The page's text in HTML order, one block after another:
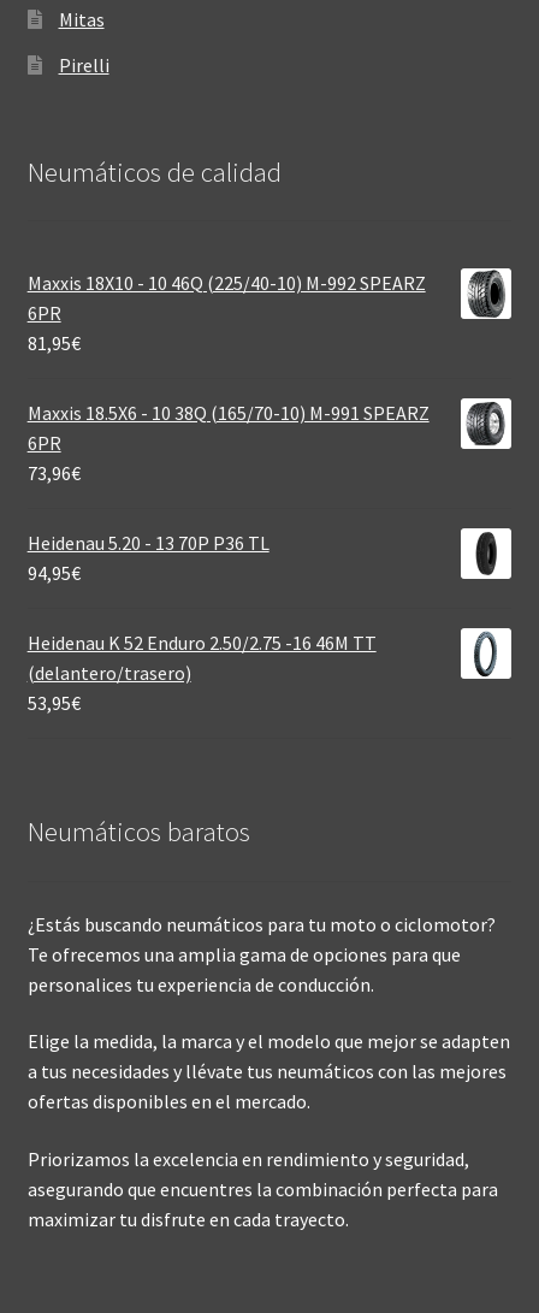
Mitas
Pirelli
Neumáticos de calidad‎
Maxxis 18X10 - 10 46Q (225/40-10) M-992 SPEARZ
6PR
81,95€
Maxxis 18.5X6 - 10 38Q (165/70-10) M-991 SPEARZ
6PR
73,96€
Heidenau 5.20 - 13 70P P36 TL
94,95€
Heidenau K 52 Enduro 2.50/2.75 -16 46M TT
(delantero/trasero)
53,95€
Neumáticos baratos
¿Estás buscando neumáticos para tu moto o ciclomotor?
Te ofrecemos una amplia gama de opciones para que
personalices tu experiencia de conducción.
Elige la medida, la marca y el modelo que mejor se adapten
a tus necesidades y llévate tus neumáticos con las mejores
ofertas disponibles en el mercado.
Priorizamos la excelencia en rendimiento y seguridad,
asegurando que encuentres la combinación perfecta para
maximizar tu disfrute en cada trayecto.